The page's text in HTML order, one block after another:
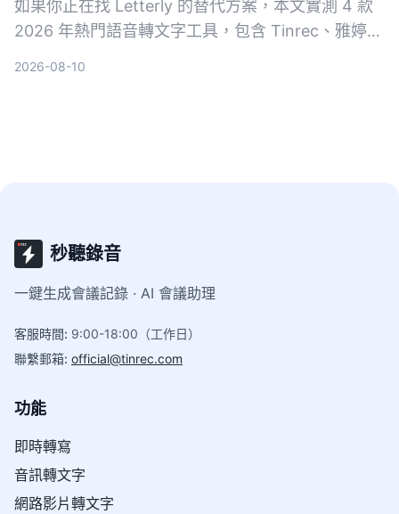
如果你正在找 Letterly 的替代方案，本文實測 4 款
2026 年熱門語音轉文字工具，包含 Tinrec、雅婷逐
2026-08-10
秒聽錄音
一鍵生成會議記錄 · AI 會議助理
客服時間: 9:00-18:00（工作日）
聯繫郵箱: official@tinrec.com
功能
即時轉寫
音訊轉文字
網路影片轉文字